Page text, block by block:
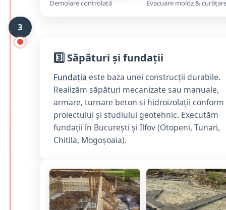
Demolare controlată Evacuare moloz &
3
3️⃣ Săpături și fundații
Fundația este baza unei construcții durabile.
Realizăm săpături mecanizate sau manuale,
armare, turnare beton și hidroizolații conform
proiectului și studiului geotehnic. Executăm
fundații în București și Ilfov (Otopeni, Tunari,
Chitila, Mogoșoaia).